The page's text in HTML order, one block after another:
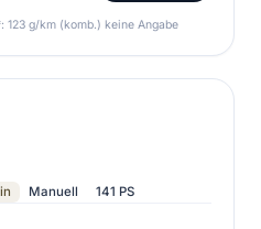
123 g/km (komb.) keine Angabe
Manuell 141 PS